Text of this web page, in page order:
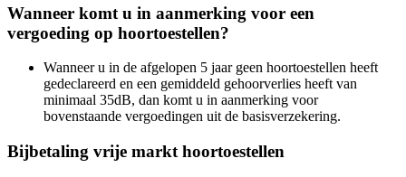
Wanneer komt u in aanmerking voor een
vergoeding op hoortoestellen?
Wanneer u in de afgelopen 5 jaar geen hoortoestellen heeft
gedeclareerd en een gemiddeld gehoorverlies heeft van
minimaal 35dB, dan komt u in aanmerking voor
bovenstaande vergoedingen uit de basisverzekering.
Bijbetaling vrije markt hoortoestellen